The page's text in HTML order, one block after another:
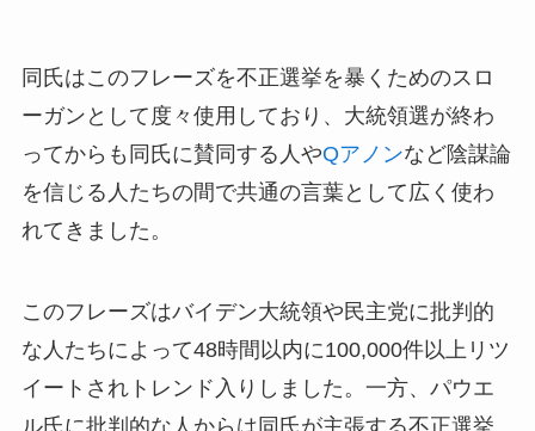
同氏はこのフレーズを不正選挙を暴くためのスロ
ーガンとして度々使用しており、大統領選が終わ
ってからも同氏に賛同する人やQアノンなど陰謀論
を信じる人たちの間で共通の言葉として広く使わ
れてきました。
このフレーズはバイデン大統領や民主党に批判的
な人たちによって48時間以内に100,000件以上リツ
イートされトレンド入りしました。一方、パウエ